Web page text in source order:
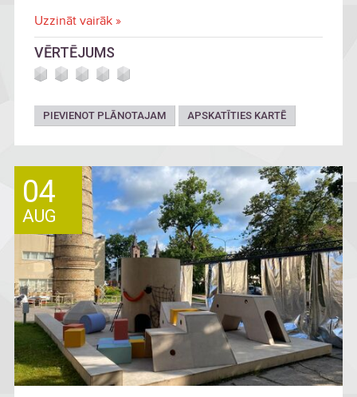
Uzzināt vairāk »
VĒRTĒJUMS
PIEVIENOT PLĀNOTAJAM APSKATĪTIES KARTĒ
04
AUG